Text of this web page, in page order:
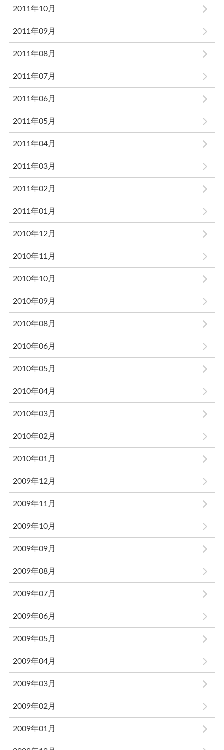
2011年10月
2011年09月
2011年08月
2011年07月
2011年06月
2011年05月
2011年04月
2011年03月
2011年02月
2011年01月
2010年12月
2010年11月
2010年10月
2010年09月
2010年08月
2010年06月
2010年05月
2010年04月
2010年03月
2010年02月
2010年01月
2009年12月
2009年11月
2009年10月
2009年09月
2009年08月
2009年07月
2009年06月
2009年05月
2009年04月
2009年03月
2009年02月
2009年01月